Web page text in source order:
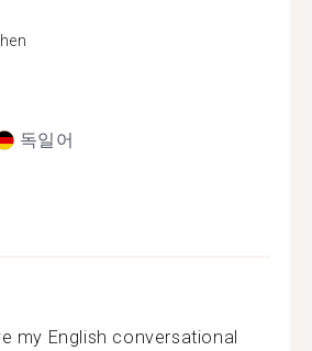
독일어
my English conversational